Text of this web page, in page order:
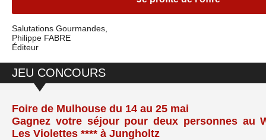
Salutations Gourmandes,
Philippe FABRE
Éditeur
JEU CONCOURS
Foire de Mulhouse du 14 au 25 mai
Gagnez votre séjour pour deux personnes au
Les Violettes **** à Jungholtz